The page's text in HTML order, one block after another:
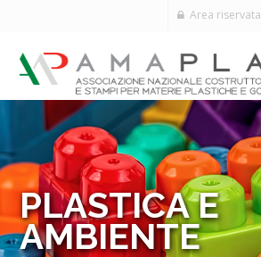
Area riservata
PLASTICA E
AMBIENTE